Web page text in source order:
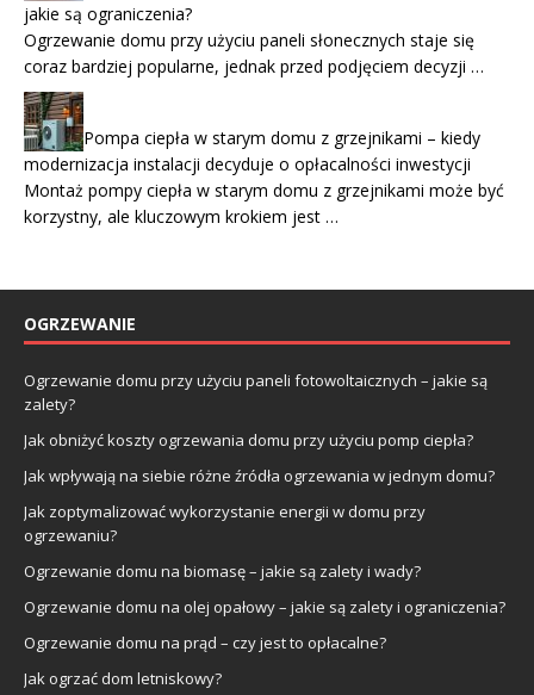
jakie są ograniczenia?
Ogrzewanie domu przy użyciu paneli słonecznych staje się
coraz bardziej popularne, jednak przed podjęciem decyzji …
Pompa ciepła w starym domu z grzejnikami – kiedy
modernizacja instalacji decyduje o opłacalności inwestycji
Montaż pompy ciepła w starym domu z grzejnikami może być
korzystny, ale kluczowym krokiem jest …
OGRZEWANIE
Ogrzewanie domu przy użyciu paneli fotowoltaicznych – jakie są
zalety?
Jak obniżyć koszty ogrzewania domu przy użyciu pomp ciepła?
Jak wpływają na siebie różne źródła ogrzewania w jednym domu?
Jak zoptymalizować wykorzystanie energii w domu przy
ogrzewaniu?
Ogrzewanie domu na biomasę – jakie są zalety i wady?
Ogrzewanie domu na olej opałowy – jakie są zalety i ograniczenia?
Ogrzewanie domu na prąd – czy jest to opłacalne?
Jak ogrzać dom letniskowy?